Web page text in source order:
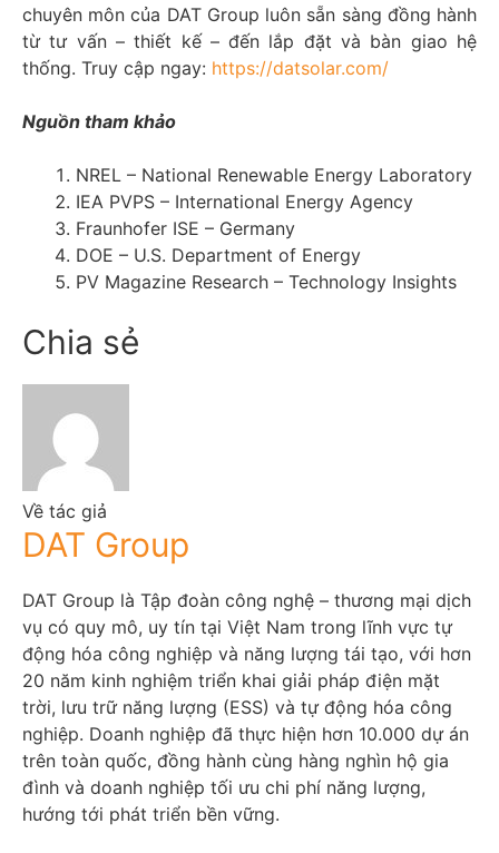
chuyên môn của DAT Group luôn sẵn sàng đồng hành
từ tư vấn – thiết kế – đến lắp đặt và bàn giao hệ
thống. Truy cập ngay: https://datsolar.com/
Nguồn tham khảo
NREL – National Renewable Energy Laboratory
IEA PVPS – International Energy Agency
Fraunhofer ISE – Germany
DOE – U.S. Department of Energy
PV Magazine Research – Technology Insights
Chia sẻ
Về tác giả
DAT Group
DAT Group là Tập đoàn công nghệ – thương mại dịch
vụ có quy mô, uy tín tại Việt Nam trong lĩnh vực tự
động hóa công nghiệp và năng lượng tái tạo, với hơn
20 năm kinh nghiệm triển khai giải pháp điện mặt
trời, lưu trữ năng lượng (ESS) và tự động hóa công
nghiệp. Doanh nghiệp đã thực hiện hơn 10.000 dự án
trên toàn quốc, đồng hành cùng hàng nghìn hộ gia
đình và doanh nghiệp tối ưu chi phí năng lượng,
hướng tới phát triển bền vững.